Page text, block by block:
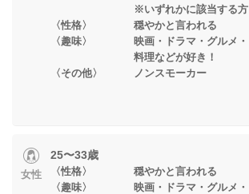
※いずれかに該当する方
〈性格〉 穏やかと言われる
〈趣味〉 映画・ドラマ・グルメ・
料理などが好き！
〈その他〉 ノンスモーカー
女性
25〜33歳
〈性格〉 穏やかと言われる
〈趣味〉 映画・ドラマ・グルメ・